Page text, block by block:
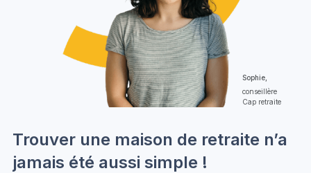
Sophie,
conseillère
Cap retraite
Trouver une maison de retraite n’a
jamais été aussi simple !